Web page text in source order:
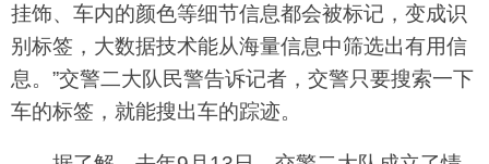
挂饰、车内的颜色等细节信息都会被标记，变成识
别标签，大数据技术能从海量信息中筛选出有用信
息。”交警二大队民警告诉记者，交警只要搜索一下
车的标签，就能搜出车的踪迹。